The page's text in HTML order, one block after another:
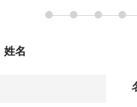
の対象者と対象事業の条件
を申請する流れ
姓名